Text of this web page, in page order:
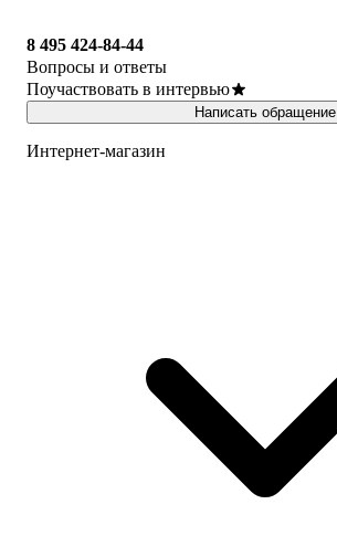
8 495 424-84-44
Вопросы и ответы
Поучаствовать в интервью
Написать обращение
Интернет-магазин